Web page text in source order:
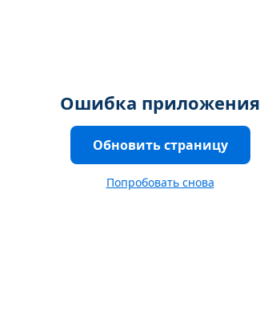
Ошибка приложения
Обновить страницу
Попробовать снова